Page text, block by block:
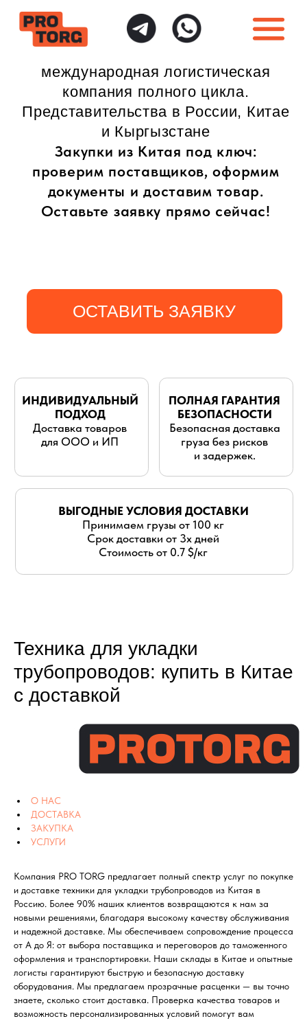
Представительства в России, Китае
и Кыргызстане
Закупки из Китая под ключ:
проверим поставщиков, оформим
документы и доставим товар.
Оставьте заявку прямо сейчас!
ОСТАВИТЬ ЗАЯВКУ
Срок доставки от 3х дней
Стоимость от 0.7 $/кг
Безопасная доставка
груза без рисков
Доставка товаров
для ООО и ИП
Техника для укладки
трубопроводов: купить в Китае
с доставкой
О НАС
ДОСТАВКА
ЗАКУПКА
УСЛУГИ
Компания PRO TORG предлагает полный спектр услуг по покупке
и доставке техники для укладки трубопроводов из Китая в
Россию. Более 90% наших клиентов возвращаются к нам за
новыми решениями, благодаря высокому качеству обслуживания
и надежной доставке. Мы обеспечиваем сопровождение процесса
от А до Я: от выбора поставщика и переговоров до таможенного
оформления и транспортировки. Наши склады в Китае и опытные
логисты гарантируют быструю и безопасную доставку
оборудования. Мы предлагаем прозрачные расценки — вы точно
знаете, сколько стоит доставка. Проверка качества товаров и
возможность персонализированных условий помогут вам